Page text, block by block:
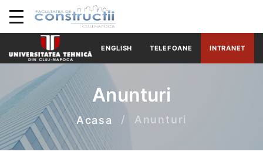
ENGLISH TELEFOANE INTRANET
Anunturi
Acasa Anunturi